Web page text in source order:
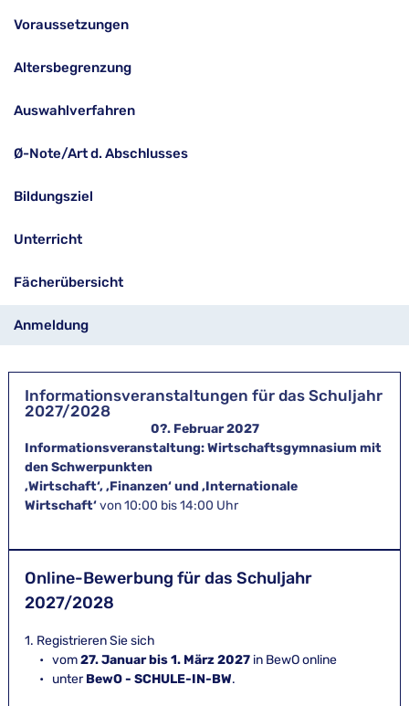
Voraussetzungen
Altersbegrenzung
Auswahlverfahren
Ø-Note/Art d. Abschlusses
Bildungsziel
Unterricht
Fächerübersicht
Anmeldung
Informationsveranstaltungen für das Schuljahr
2027/2028
0?. Februar 2027
Informationsveranstaltung: Wirtschaftsgymnasium mit
den Schwerpunkten
‚Wirtschaft‘, ‚Finanzen‘ und ‚Internationale
Wirtschaft‘ von 10:00 bis 14:00 Uhr
Online-Bewerbung für das Schuljahr
2027/2028
1. Registrieren Sie sich
vom 27. Januar bis 1. März 2027 in BewO online
unter BewO - SCHULE-IN-BW.